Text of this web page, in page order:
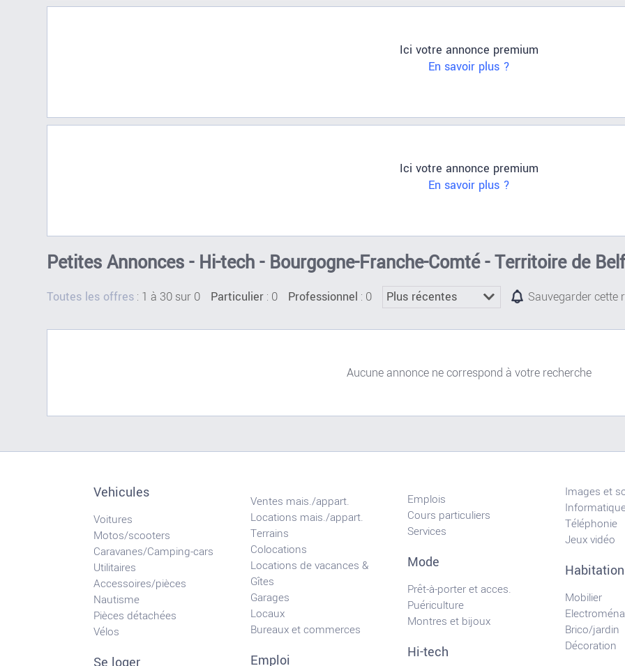
Ici votre annonce premium
En savoir plus ?
Ici votre annonce premium
En savoir plus ?
Petites Annonces - Hi-tech - Bourgogne-Franche-Comté - Territoire de
Toutes les offres : 1 à 30 sur 0 Particulier : 0 Professionnel : 0 Sauvegarder cette
Aucune annonce ne correspond à votre recherche
Vehicules
Voitures
Motos/scooters
Caravanes/Camping-cars
Utilitaires
Accessoires/pièces
Nautisme
Pièces détachées
Vélos
Ventes mais./appart.
Locations mais./appart.
Terrains
Colocations
Locations de vacances &
Gîtes
Garages
Locaux
Bureaux et commerces
Emploi
Emplois
Cours particuliers
Services
Mode
Prêt-à-porter et acces.
Puériculture
Montres et bijoux
Hi-tech
Images et
Téléphonie
Jeux vidéo
Habitation
Mobilier
Brico/jardin
Décoration